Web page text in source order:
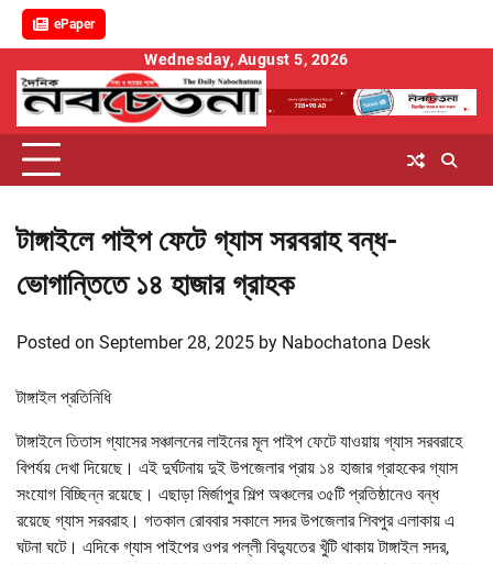
ePaper
content
Wednesday, August 5, 2026
টাঙ্গাইলে পাইপ ফেটে গ্যাস সরবরাহ বন্ধ-
ভোগান্তিতে ১৪ হাজার গ্রাহক
Posted on September 28, 2025 by Nabochatona Desk
টাঙ্গাইল প্রতিনিধি
টাঙ্গাইলে তিতাস গ্যাসের সঞ্চালনের লাইনের মূল পাইপ ফেটে যাওয়ায় গ্যাস সরবরাহে
বিপর্যয় দেখা দিয়েছে। এই দুর্ঘটনায় দুই উপজেলার প্রায় ১৪ হাজার গ্রাহকের গ্যাস
সংযোগ বিচ্ছিন্ন রয়েছে। এছাড়া মির্জাপুর শিল্প অঞ্চলের ৩৫টি প্রতিষ্ঠানেও বন্ধ
রয়েছে গ্যাস সরবরাহ। গতকাল রোববার সকালে সদর উপজেলার শিবপুর এলাকায় এ
ঘটনা ঘটে। এদিকে গ্যাস পাইপের ওপর পল্লী বিদ্যুতের খুঁটি থাকায় টাঙ্গাইল সদর,